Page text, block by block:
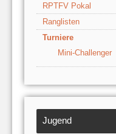
RPTFV Pokal
Ranglisten
Turniere
Mini-Challenger
Jugend